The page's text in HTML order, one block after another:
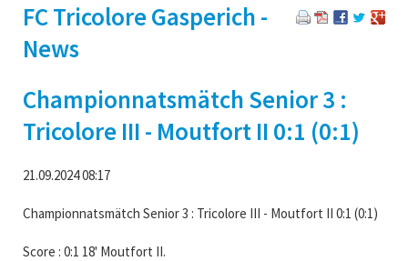
FC Tricolore Gasperich -
News
Championnatsmätch Senior 3 :
Tricolore III - Moutfort II 0:1 (0:1)
21.09.2024 08:17
Championnatsmätch Senior 3 : Tricolore III - Moutfort II 0:1 (0:1)
Score : 0:1 18' Moutfort II.